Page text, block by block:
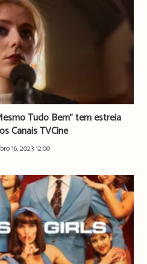
Tudo Bem” tem estreia
Canais TVCine
16, 2023 12:00